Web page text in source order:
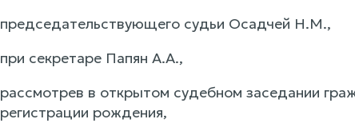
председательствующего судьи Осадчей Н.М.,
при секретаре Папян А.А.,
рассмотрев в открытом судебном заседании
регистрации рождения,